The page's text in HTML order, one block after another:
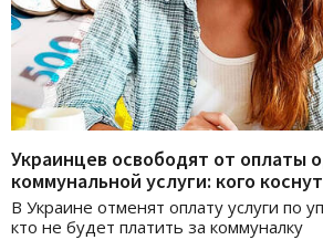
Украинцев освободят от оплаты
коммунальной услуги: кого
В Украине отменят оплату услуги по
кто не будет платить за коммуналку